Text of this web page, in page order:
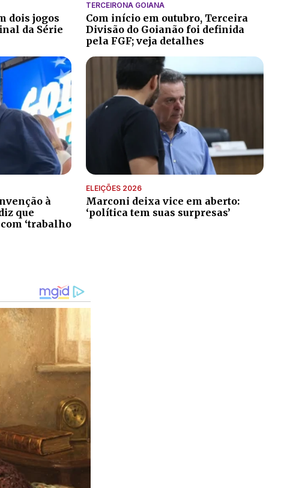
dois jogos
da Série
TERCEIRONA GOIANA
Com início em outubro, Terceira
Divisão do Goianão foi definida
pela FGF; veja detalhes
à
que
‘trabalho
ELEIÇÕES 2026
Marconi deixa vice em aberto:
‘política tem suas surpresas’